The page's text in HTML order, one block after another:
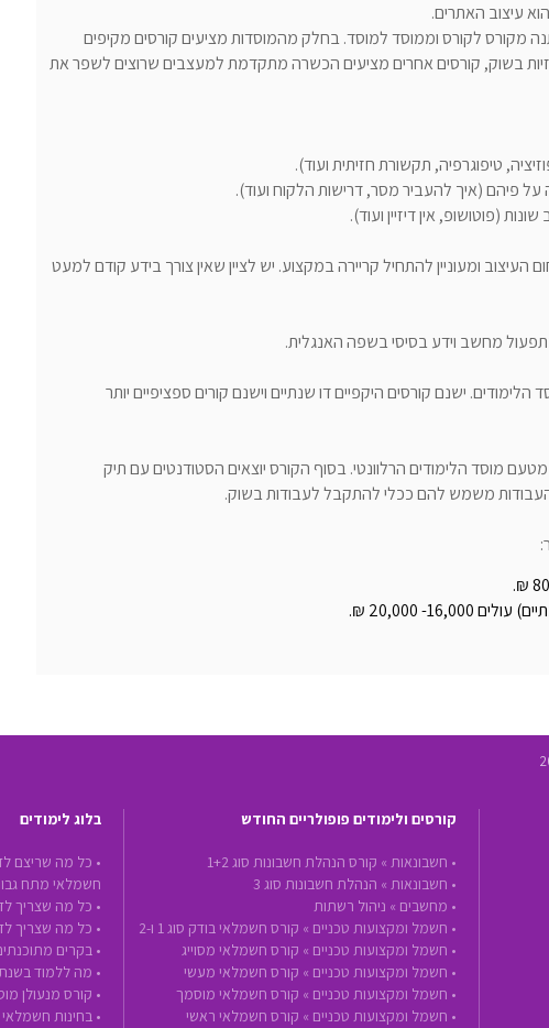
עיצוב האתרים.
מקורס לקורס וממוסד למוסד. בחלק מהמוסדות מציעים קורסים מקיפים
בשוק, קורסים אחרים מציעים הכשרה מתקדמת למעצבים שרוצים לשפר את
העיצוב ומעוניין להתחיל קריירה במקצוע. יש לציין שאין צורך בידע קודם למעט
מחשב וידע בסיסי בשפה האנגלית.
ישנם קורסים היקפיים דו שנתיים וישנם קורים ספציפיים יותר
מוסד הלימודים הרלוונטי. בסוף הקורס יוצאים הסטודנטים עם תיק
משמש להם ככלי להתקבל לעבודות בשוק.
קורסים ולימודים פופולריים החודש
• חשבונאות » קורס הנהלת חשבונות סוג 1+2
• חשבונאות » הנהלת חשבונות סוג 3
• מחשבים » ניהול רשתות
• חשמל ומקצועות טכניים » קורס חשמלאי בודק סוג 1 ו-2
• חשמל ומקצועות טכניים » קורס חשמלאי מסוייג
• חשמל ומקצועות טכניים » קורס חשמלאי מעשי
• חשמל ומקצועות טכניים » קורס חשמלאי מוסמך
• חשמל ומקצועות טכניים » קורס חשמלאי ראשי
בלוג לימודים
• כל מה שריצם
חשמלאי מתח
• כל מה שצריך
• כל מה שצריך
• בקרים
• מה ללמוד בשנת 2020 - הכנה לעתיד עם
• קורס מנעולן
• בחינות